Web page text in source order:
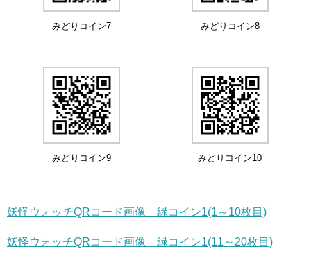
みどりコイン7 みどりコイン8
みどりコイン9 みどりコイン10
妖怪ウォッチQRコード画像 緑コイン1(1～10枚目)
妖怪ウォッチQRコード画像 緑コイン1(11～20枚目)